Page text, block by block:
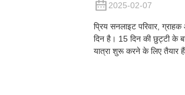
2025-02-07
प्रिय सनलाइट परिवार,
दिन है। 15 दिन की छुट्टी के
यात्रा शुरू करने के लिए तैयार